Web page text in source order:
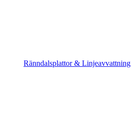
Ränndalsplattor & Linjeavvattning